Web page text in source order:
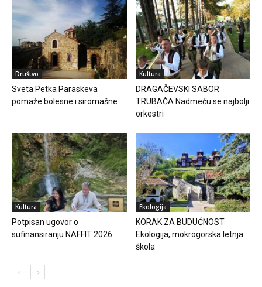
Društvo
Sveta Petka Paraskeva
pomaže bolesne i siromašne
Kultura
DRAGAČEVSKI SABOR
TRUBAČA Nadmeću se najbolji
orkestri
Kultura
Potpisan ugovor o
sufinansiranju NAFFIT 2026.
Ekologija
KORAK ZA BUDUĆNOST
Ekologija, mokrogorska letnja
škola